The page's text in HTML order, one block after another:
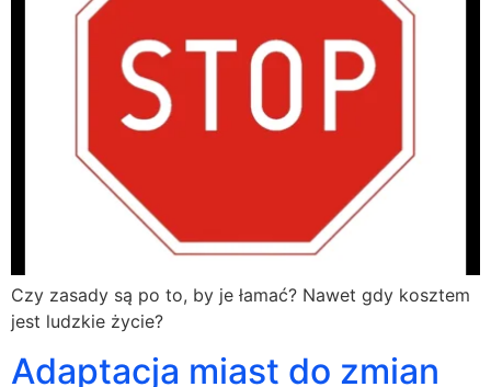
Czy zasady są po to, by je łamać? Nawet gdy kosztem
jest ludzkie życie?
Adaptacja miast do zmian